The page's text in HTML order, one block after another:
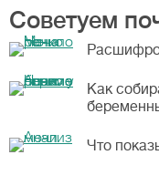
Советуем
Как
Что